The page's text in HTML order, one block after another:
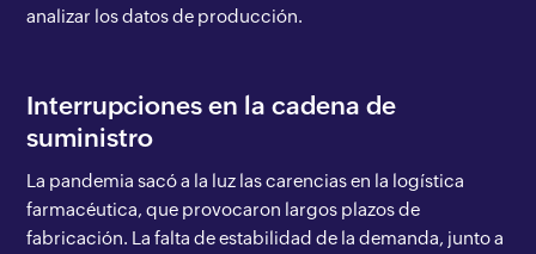
analizar los datos de producción.
Interrupciones en la cadena de
suministro
La pandemia sacó a la luz las carencias en la logística
farmacéutica, que provocaron largos plazos de
fabricación. La falta de estabilidad de la demanda, junto a